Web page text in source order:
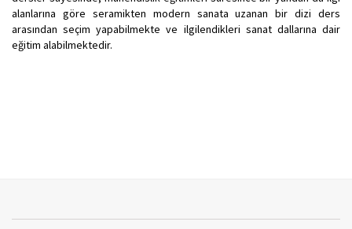
alanlarına göre seramikten modern sanata uzanan bir dizi ders
arasından seçim yapabilmekte ve ilgilendikleri sanat dallarına dair
eğitim alabilmektedir.